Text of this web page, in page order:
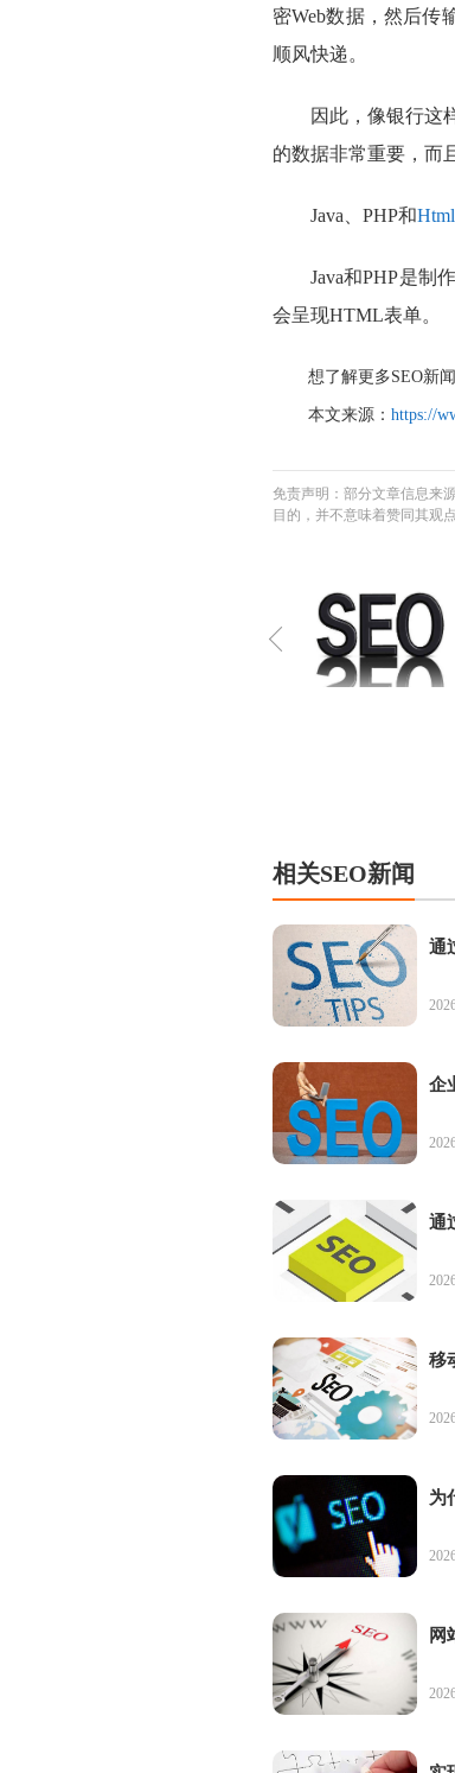
密Web数据，然后传
顺风快递。
因此，像银行这
的数据非常重要，而
Java、PHP和Html
Java和PHP是制
会呈现HTML表单。
想了解更多SEO新
本文来源： https://
免责声明：部分文章信息来
目的，并不意味着赞同其观
相关SEO新闻
通
企
通
移
为
网